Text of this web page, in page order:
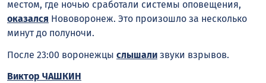
местом, где ночью сработали системы оповещения,
оказался Нововоронеж. Это произошло за несколько
минут до полуночи.
После 23:00 воронежцы слышали звуки взрывов.
Виктор ЧАШКИН